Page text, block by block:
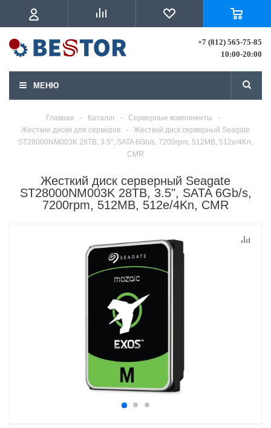
+7 (812) 565-75-85
10:00-20:00
МЕНЮ
Главная - Каталог - Серверные компоненты
-
Жесткие диски для серверов
-
Жесткий диск серверный Seagate
ST28000NM003K 28TB, 3.5", SATA 6Gb/s, 7200rpm, 512MB, 512e/4Kn,
CMR
Жесткий диск серверный Seagate
ST28000NM003K 28TB, 3.5", SATA 6Gb/s,
7200rpm, 512MB, 512e/4Kn, CMR